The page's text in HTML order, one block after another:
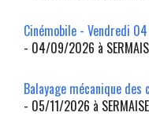
Cinémobile - Vendredi
- 04/09/2026 à
Balayage mécanique des
- 05/11/2026 à